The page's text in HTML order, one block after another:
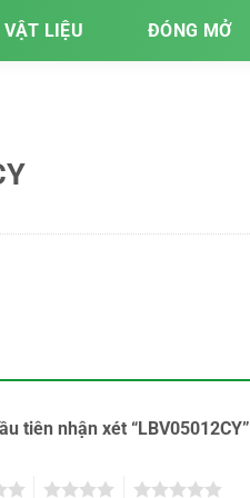
VẬT LIỆU ĐÓNG MỞ
tiên nhận xét “LBV05012CY”